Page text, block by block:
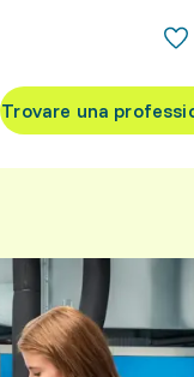
Trovare una